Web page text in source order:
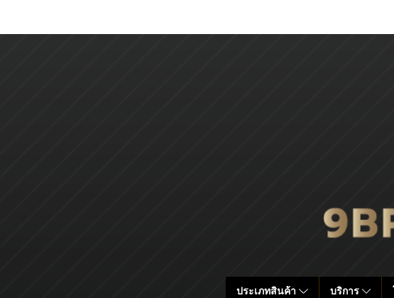
ประเภทสินค้า บริการ